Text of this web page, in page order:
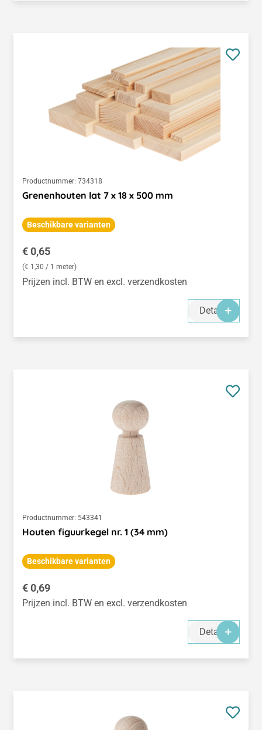
Productnummer: 734318
Grenenhouten lat 7 x 18 x 500 mm
Beschikbare varianten
Normale prijs:
€ 0,65
(€ 1,30 / 1 meter)
Prijzen incl. BTW en excl. verzendkosten
Details
Productnummer: 543341
Houten figuurkegel nr. 1 (34 mm)
Beschikbare varianten
Normale prijs:
€ 0,69
Prijzen incl. BTW en excl. verzendkosten
Details